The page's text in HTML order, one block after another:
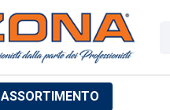
ASSORTIMENTO